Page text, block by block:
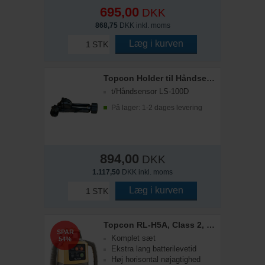
695,00 DKK
868,75 DKK inkl. moms
STK Læg i kurven
Topcon Holder til Håndsensor LS-100D
t/Håndsensor LS-100D
På lager: 1-2 dages levering
894,00 DKK
1.117,50 DKK inkl. moms
STK Læg i kurven
Topcon RL-H5A, Class 2, Laser, Sæt
Komplet sæt
Ekstra lang batterilevetid
Høj horisontal nøjagtighed
SPAR
54%